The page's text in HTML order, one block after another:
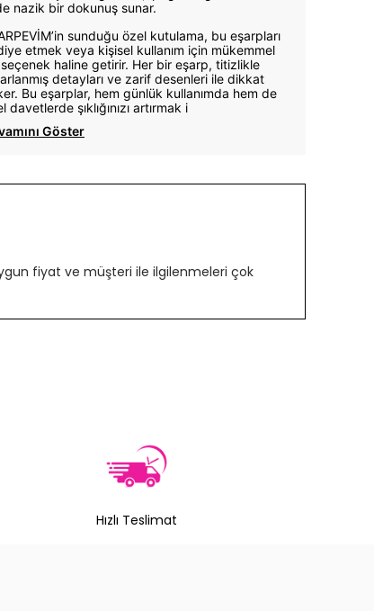
nazik bir dokunuş sunar.
sunduğu özel kutulama, bu eşarpları
etmek veya kişisel kullanım için mükemmel
haline getirir. Her bir eşarp, titizlikle
detayları ve zarif desenleri ile dikkat
Bu eşarplar, hem günlük kullanımda hem de
davetlerde şıklığınızı artırmak i
Göster
fiyat ve müşteri ile ilgilenmeleri çok
Hızlı Teslimat